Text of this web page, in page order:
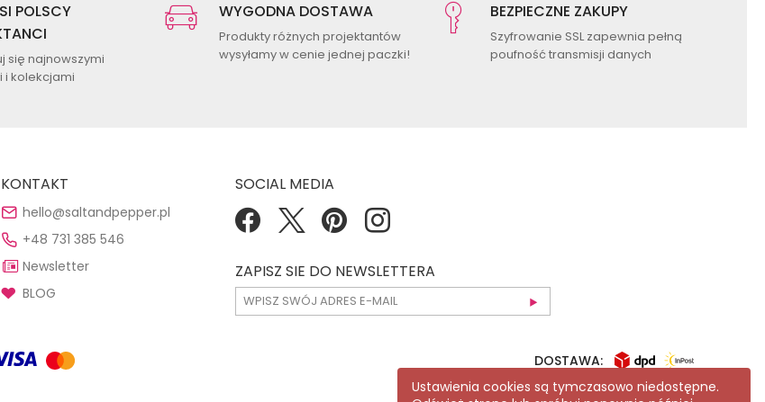
POLSCY
się najnowszymi
i kolekcjami
WYGODNA DOSTAWA
Produkty różnych projektantów
wysyłamy w cenie jednej paczki!
BEZPIECZNE ZAKUPY
Szyfrowanie SSL zapewnia pełną
poufność transmisji danych
KONTAKT
hello@saltandpepper.pl
+48 731 385 546
Newsletter
BLOG
SOCIAL MEDIA
ZAPISZ SIE DO NEWSLETTERA
DOSTAWA:
Ustawienia cookies są tymczasowo niedostępne.